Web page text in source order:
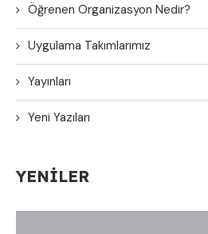
Öğrenen Organizasyon Nedir?
Uygulama Takımlarımız
Yayınları
Yeni Yazıları
YENILER